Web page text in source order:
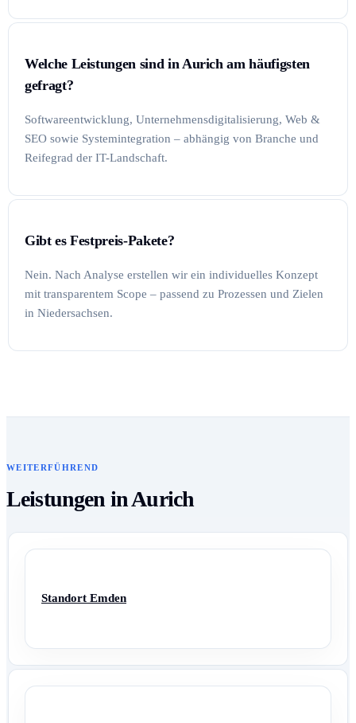
Welche Leistungen sind in Aurich am häufigsten
gefragt?
Softwareentwicklung, Unternehmensdigitalisierung, Web &
SEO sowie Systemintegration – abhängig von Branche und
Reifegrad der IT-Landschaft.
Gibt es Festpreis-Pakete?
Nein. Nach Analyse erstellen wir ein individuelles Konzept
mit transparentem Scope – passend zu Prozessen und Zielen
in Niedersachsen.
WEITERFÜHREND
Leistungen in Aurich
Standort Emden